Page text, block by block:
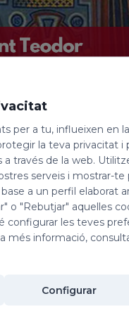
festivitat de:
de la Cogolla,
1580, entrà
i el seu zel li
pastoral
per a tu, influeixen en
la teva privacitat
a través de la web.
serveis i mostrar-
a un perfil elaborat
o "Rebutjar" aquelles
configurar les teves
més informació,
Configurar